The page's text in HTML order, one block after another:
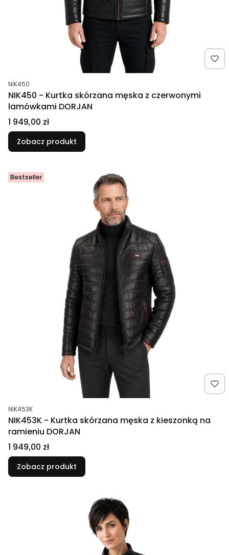
Kod produktu
NIK450
NIK450 - Kurtka skórzana męska z czerwonymi
lamówkami DORJAN
Cena
1 949,00 zł
Zobacz produkt
Bestseller
Kod produktu
NIK453K
NIK453K - Kurtka skórzana męska z kieszonką na
ramieniu DORJAN
Cena
1 949,00 zł
Zobacz produkt